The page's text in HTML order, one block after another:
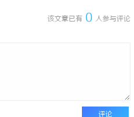
该文章已有 0 人参与评论
评论